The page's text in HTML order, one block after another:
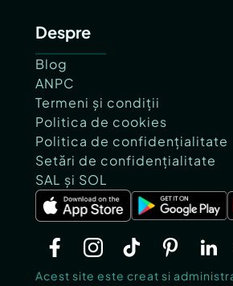
Despre
Blog
ANPC
Termeni și condiții
Politica de cookies
Politica de confidențialitate
Setări de confidențialitate
SAL și SOL
Acest site este creat si